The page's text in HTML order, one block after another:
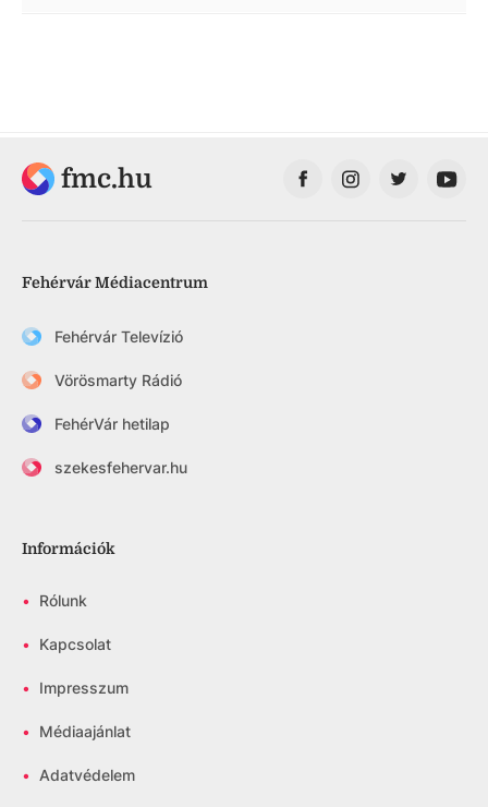
fmc.hu
Fehérvár Médiacentrum
Fehérvár Televízió
Vörösmarty Rádió
FehérVár hetilap
szekesfehervar.hu
Információk
• Rólunk
• Kapcsolat
• Impresszum
• Médiaajánlat
• Adatvédelem